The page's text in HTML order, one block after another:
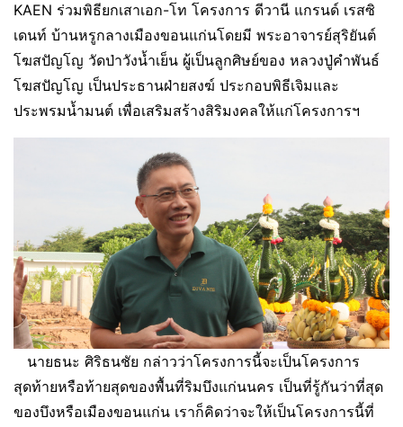
KAEN ร่วมพิธียกเสาเอก-โท โครงการ ดีวานี แกรนด์ เรสซิ
เดนท์ บ้านหรูกลางเมืองขอนแก่นโดยมี พระอาจารย์สุริยันต์
โฆสปัญโญ วัดป่าวังน้ำเย็น ผู้เป็นลูกศิษย์ของ หลวงปู่คำพันธ์
โฆสปัญโญ เป็นประธานฝ่ายสงฆ์ ประกอบพิธีเจิมและ
ประพรมน้ำมนต์ เพื่อเสริมสร้างสิริมงคลให้แก่โครงการฯ
นายธนะ ศิริธนชัย กล่าวว่าโครงการนี้จะเป็นโครงการ
สุดท้ายหรือท้ายสุดของพื้นที่ริมบึงแก่นนคร เป็นที่รู้กันว่าที่สุด
ของบึงหรือเมืองขอนแก่น เราก็คิดว่าจะให้เป็นโครงการนี้ที่